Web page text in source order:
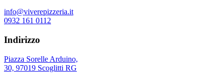
info@viverepizzeria.it
0932 161 0112
Indirizzo
Piazza Sorelle Arduino,
30, 97019 Scoglitti RG